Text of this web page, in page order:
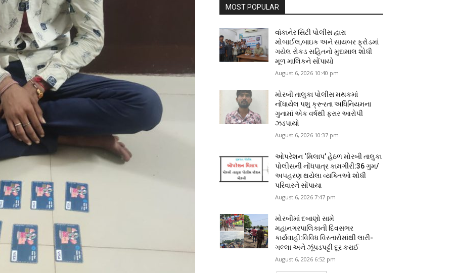
MOST POPULAR
વાંકાનેર સિટી પોલીસ દ્વારા
મોબાઈલ,બાઇક અને સાયબર ફ્રોડમાં
ગયેલ રોકડ સહિતનો મુદામાલ શોધી
મૂળ માલિકને સોંપાયો
August 6, 2026 10:40 pm
મોરબી તાલુકા પોલીસ મથકમાં
નોંધાયેલ પશુ ક્રૂરતા અધિનિયમના
ગુનામાં એક વર્ષથી ફરાર આરોપી
ઝડપાયો
August 6, 2026 10:37 pm
ઓપરેશન ‘મિલાપ’ હેઠળ મોરબી તાલુકા
પોલીસની નોંધપાત્ર કામગીરી:36 ગુમ/
અપહરણ થયેલા વ્યક્તિઓ શોધી
પરિવારને સોંપાયા
August 6, 2026 7:47 pm
મોરબીમાં દબાણો સામે
મહાનગરપાલિકાની દિવસભર
કાર્યવાહી:વિવિધ વિસ્તારોમાંથી લારી-
ગલ્લા અને ઝૂંપડપટ્ટી દૂર કરાઈ
August 6, 2026 6:52 pm